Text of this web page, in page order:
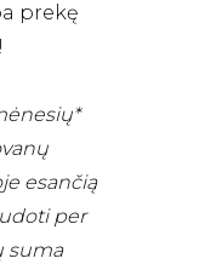
prekę
esančią
per
suma